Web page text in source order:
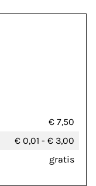
€ 7,50
€ 0,01 - € 3,00
gratis